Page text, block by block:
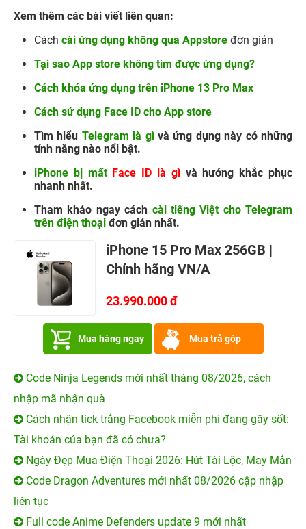
Xem thêm các bài viết liên quan:
Cách cài ứng dụng không qua Appstore đơn giản
Tại sao App store không tìm được ứng dụng?
Cách khóa ứng dụng trên iPhone 13 Pro Max
Cách sử dụng Face ID cho App store
Tìm hiểu Telegram là gìvà ứng dụng này có những
tính năng nào nổi bật.
iPhone bị mất Face ID là gìvà hướng khắc phục
nhanh nhất.
Tham khảo ngay cách cài tiếng Việt cho Telegram
trên điện thoại đơn giản nhất.
iPhone 15 Pro Max 256GB |
Chính hãng VN/A
23.990.000 đ
Mua hàng ngay Mua trả góp
Code Ninja Legends mới nhất tháng 08/2026, cách
nhập mã nhận quà
Cách nhận tick trắng Facebook miễn phí đang gây sốt:
Tài khoản của bạn đã có chưa?
Ngày Đẹp Mua Điện Thoại 2026: Hút Tài Lộc, May Mắn
Code Dragon Adventures mới nhất 08/2026 cập nhập
liên tục
Full code Anime Defenders update 9 mới nhất